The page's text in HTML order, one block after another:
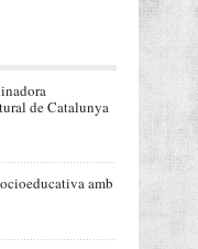
de Catalunya
amb